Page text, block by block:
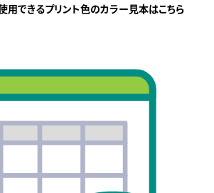
用できるプリント色のカラー見本はこちら